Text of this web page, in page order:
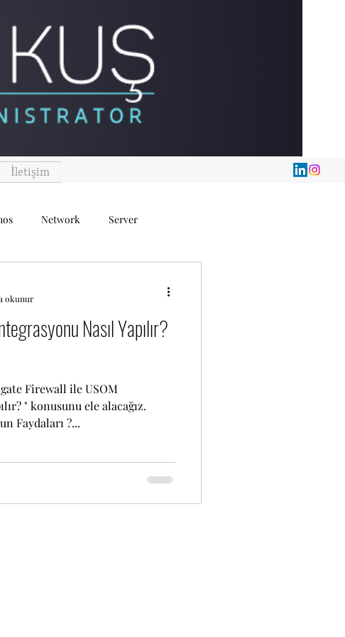
İletişim
Network Server
Nasıl Yapılır?
Firewall ile USOM
" konusunu ele alacağız.
Faydaları ?...
okunur